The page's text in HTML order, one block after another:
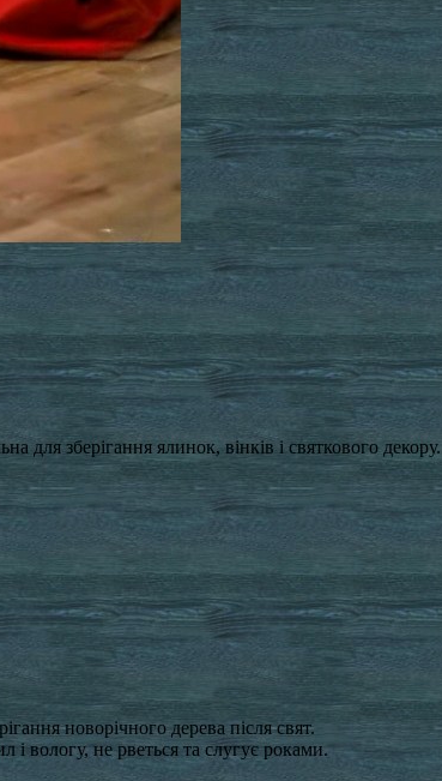
для зберігання ялинок, вінків і святкового декору.
новорічного дерева після свят.
вологу, не рветься та слугує роками.